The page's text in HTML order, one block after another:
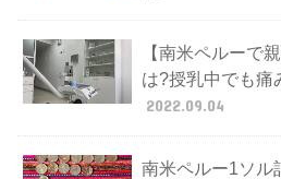
【南米ペルーで
は?授乳中でも痛
2022.09.04
南米ペルー1ソル